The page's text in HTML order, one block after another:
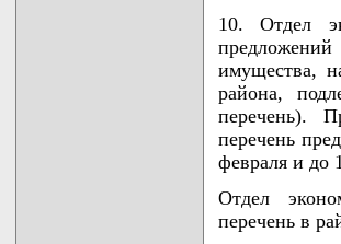
10. Отдел
предложений
имущества,
района,
перечень).
перечень
февраля и до
Отдел
перечень в